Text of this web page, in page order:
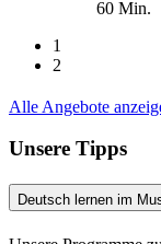
60 Min.
1
2
Alle Angebote
Unsere Tipps
Deutsch lernen im